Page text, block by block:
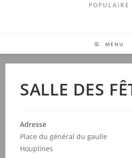
POPULAIRE
MENU
SALLE DES
Adresse
Place du général du gaulle
Houplines